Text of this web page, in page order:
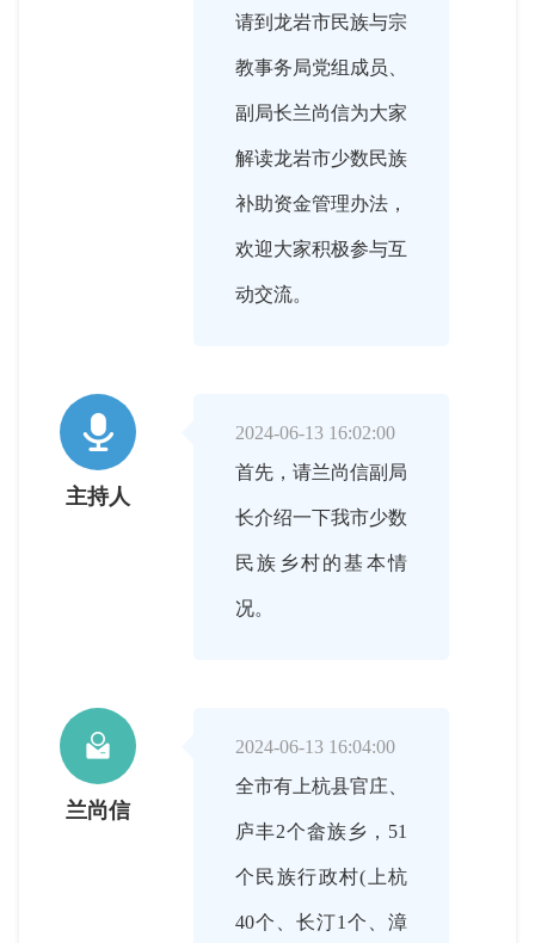
请到龙岩市民族与宗
教事务局党组成员、
副局长兰尚信为大家
解读龙岩市少数民族
补助资金管理办法，
欢迎大家积极参与互
动交流。

主持人
2024-06-13 16:02:00
首先，请兰尚信副局
长介绍一下我市少数
民族乡村的基本情
况。

兰尚信
2024-06-13 16:04:00
全市有上杭县官庄、
庐丰2个畲族乡，51
个民族行政村(上杭
40个、长汀1个、漳